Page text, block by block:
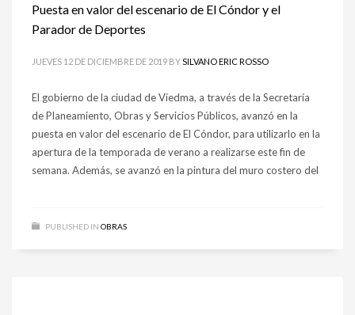
Puesta en valor del escenario de El Cóndor y el
Parador de Deportes
JUEVES 12 DE DICIEMBRE DE 2019 BYSILVANO ERIC ROSSO
El gobierno de la ciudad de Viedma, a través de la Secretaría
de Planeamiento, Obras y Servicios Públicos, avanzó en la
puesta en valor del escenario de El Cóndor, para utilizarlo en la
apertura de la temporada de verano a realizarse este fin de
semana. Además, se avanzó en la pintura del muro costero del
PUBLISHED IN OBRAS